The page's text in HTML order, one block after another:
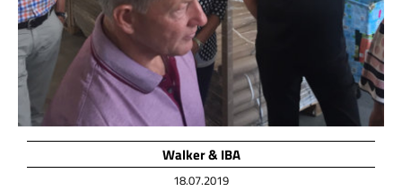
Walker & IBA
18.07.2019